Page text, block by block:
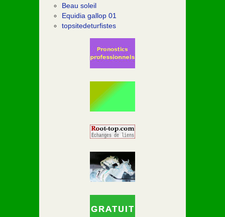
Beau soleil
Equidia gallop 01
topsitedeturfistes